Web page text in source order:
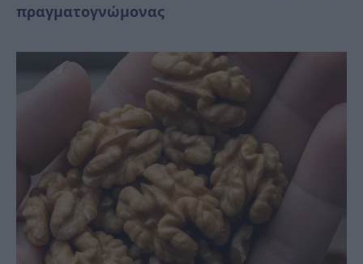
πραγματογνώμονας